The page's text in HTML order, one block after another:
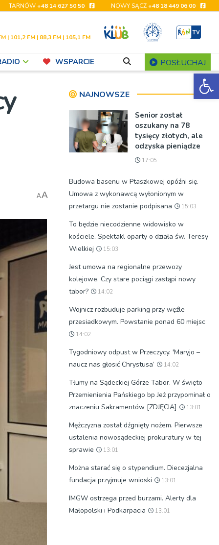
TARNÓW+48 14 627 50 50 NOWY SĄCZ+48 18 449 06 00
| 101,2 FM | 88,3 FM | 105,1 FM
WSPARCIE POSŁUCHAJ
AA
NAJNOWSZE
Senior został
oszukany na 78
tysięcy złotych, ale
odzyska pieniądze
17:05
Budowa basenu w Ptaszkowej opóźni się.
Umowa z wykonawcą wyłonionym w
przetargu nie zostanie podpisana
15:03
To będzie niecodzienne widowisko w
kościele. Spektakl oparty o działa św. Teresy
Wielkiej
15:03
Jest umowa na regionalne przewozy
kolejowe. Czy stare pociągi zastąpi nowy
tabor?
14:02
Wojnicz rozbuduje parking przy węźle
przesiadkowym. Powstanie ponad 60 miejsc
14:02
Tygodniowy odpust w Przeczycy. 'Maryjo –
naucz nas głosić Chrystusa’
14:02
Tłumy na Sądeckiej Górze Tabor. W święto
Przemienienia Pańskiego bp Jeż przypominał o
znaczeniu Sakramentów [ZDJĘCIA]
13:01
Mężczyzna został dźgnięty nożem. Pierwsze
ustalenia nowosądeckiej prokuratury w tej
sprawie
13:01
Można starać się o stypendium. Diecezjalna
fundacja przyjmuje wnioski
13:01
IMGW ostrzega przed burzami. Alerty dla
Małopolski i Podkarpacia
13:01